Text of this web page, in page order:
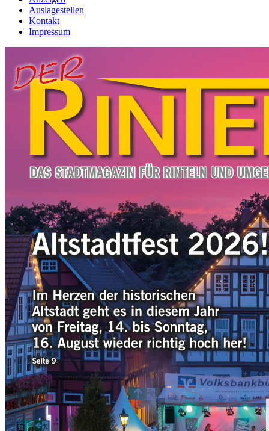
Auslagestellen
Kontakt
Impressum